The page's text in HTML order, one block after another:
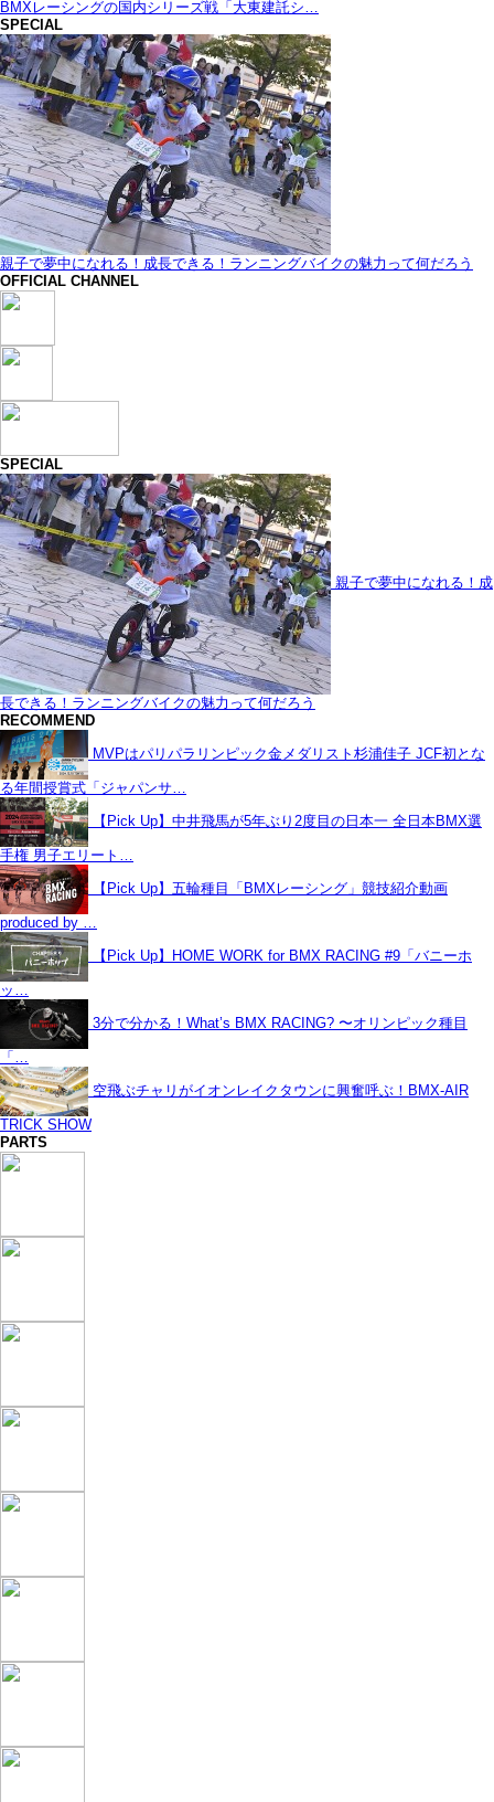
BMXレーシングの国内シリーズ戦「大東建託シ…
SPECIAL
親子で夢中になれる！成長できる！ランニングバイクの魅力って何だろう
OFFICIAL CHANNEL
SPECIAL
親子で夢中になれる！成
長できる！ランニングバイクの魅力って何だろう
RECOMMEND
MVPはパリパラリンピック金メダリスト杉浦佳子 JCF初とな
る年間授賞式「ジャパンサ…
【Pick Up】中井飛馬が5年ぶり2度目の日本一 全日本BMX選
手権 男子エリート…
【Pick Up】五輪種目「BMXレーシング」競技紹介動画
produced by …
【Pick Up】HOME WORK for BMX RACING #9「バニーホ
ッ…
3分で分かる！What’s BMX RACING? 〜オリンピック種目
「…
空飛ぶチャリがイオンレイクタウンに興奮呼ぶ！BMX-AIR
TRICK SHOW
PARTS